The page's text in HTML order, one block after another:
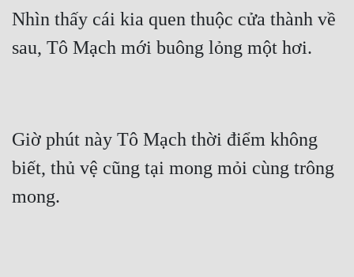
Nhìn thấy cái kia quen thuộc cửa thành về
sau, Tô Mạch mới buông lỏng một hơi.
Giờ phút này Tô Mạch thời điểm không
biết, thủ vệ cũng tại mong mỏi cùng trông
mong.